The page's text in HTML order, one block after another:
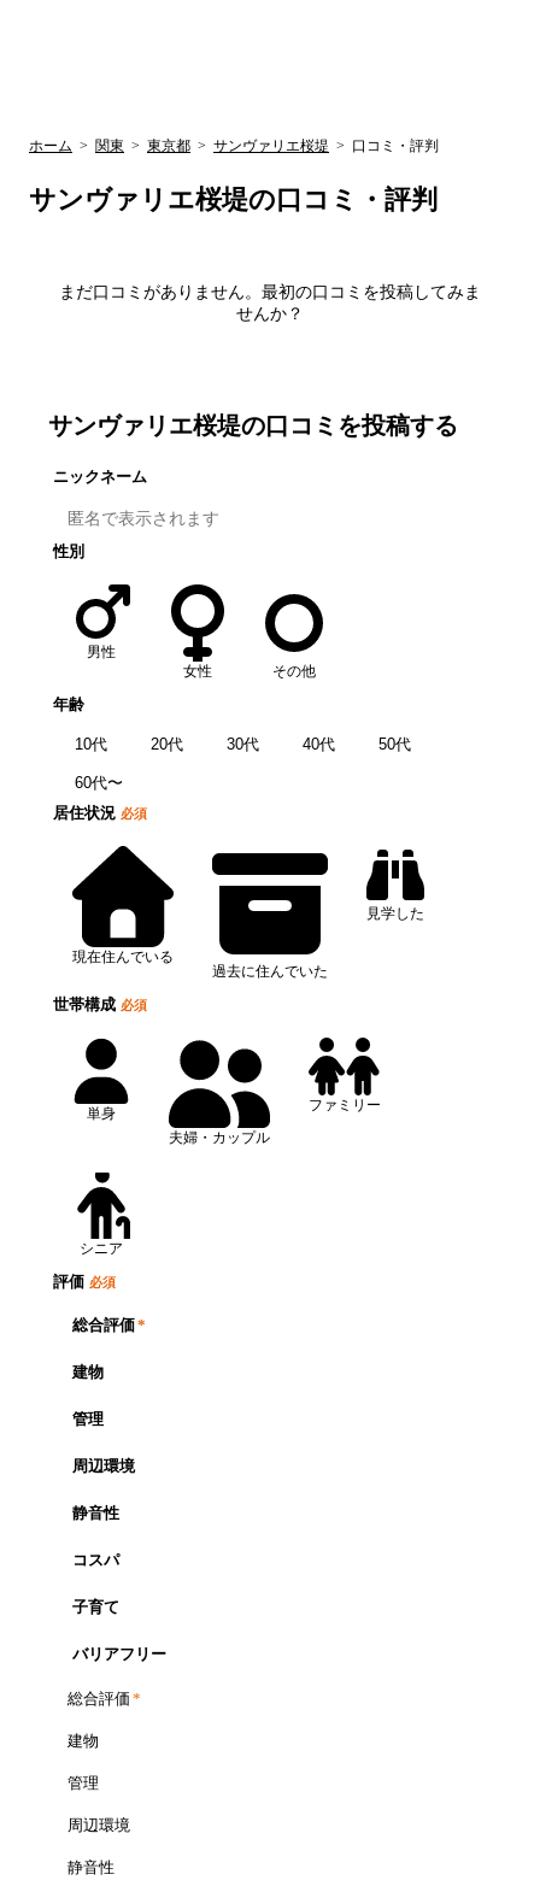
ホーム > 関東 > 東京都 > サンヴァリエ桜堤 > 口コミ・評判
サンヴァリエ桜堤の口コミ・評判
まだ口コミがありません。最初の口コミを投稿してみま
せんか？
サンヴァリエ桜堤の口コミを投稿する
ニックネーム
性別
男性
女性
その他
年齢
10代 20代 30代 40代 50代
60代〜
居住状況 必須
現在住んでいる
過去に住んでいた
見学した
世帯構成 必須
単身
夫婦・カップル
ファミリー
シニア
評価 必須
総合評価*
建物
管理
周辺環境
静音性
コスパ
子育て
バリアフリー
総合評価 *
建物
管理
周辺環境
静音性